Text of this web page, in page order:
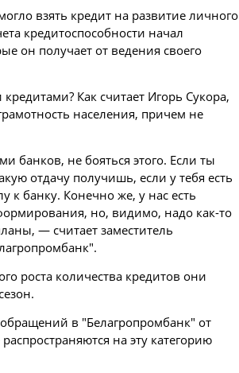
взять кредит на развитие личного
кредитоспособности начал
он получает от ведения своего
Как считает Игорь Сукора,
населения, причем не
банков, не бояться этого. Если ты
отдачу получишь, если у тебя есть
к банку. Конечно же, у нас есть
но, видимо, надо как-то
— считает заместитель
роста количества кредитов они
в "Белагропромбанк" от
на эту категорию